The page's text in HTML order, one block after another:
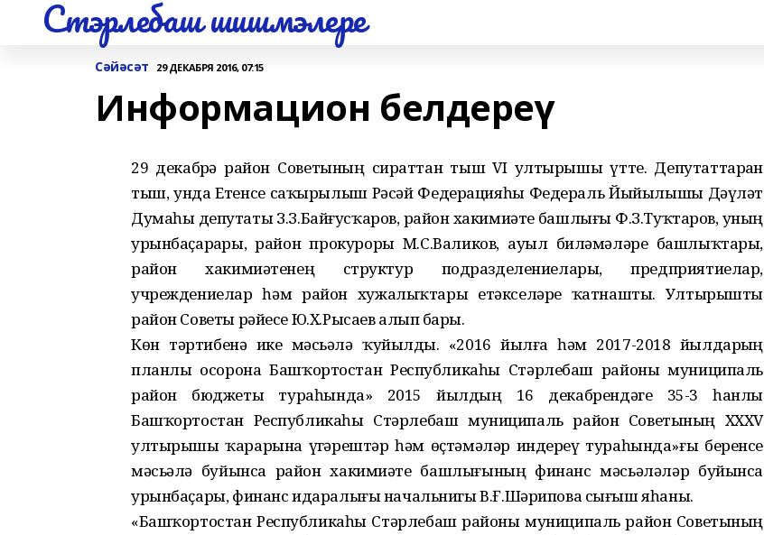
Стэрлебаш шишмэлере
Сәйәсәт 29 ДЕКАБРЯ 2016, 07:15
Информацион белдереү
29 декабрҙә район Советының сираттан тыш VI ултырышы үтте. Депутаттарҙан
тыш, унда Етенсе саҡырылыш Рәсәй Федерацияһы Федераль Йыйылышы Дәүләт
Думаһы депутаты З.З.Байғусҡаров, район хакимиәте башлығы Ф.З.Туҡтаров, уның
урынбаҫарҙары, район прокуроры М.С.Валиков, ауыл биләмәләре башлыҡтары,
район хакимиәтенең структур подразделениелары, предприятиелар,
учреждениелар һәм район хужалыҡтары етәкселәре ҡатнашты. Ултырышты
район Советы рәйесе Ю.Х.Рысаев алып барҙы.
Көн тәртибенә ике мәсьәлә ҡуйылды. «2016 йылға һәм 2017-2018 йылдарҙың
планлы осорона Башҡортостан Республикаһы Стәрлебаш районы муниципаль
район бюджеты тураһында» 2015 йылдың 16 декабрендәге 35-3 һанлы
Башҡортостан Республикаһы Стәрлебаш муниципаль район Советының XXXV
ултырышы ҡарарына үҙгәрештәр һәм өҫтәмәләр индереү тураһында»ғы беренсе
мәсьәлә буйынса район хакимиәте башлығының финанс мәсьәләләр буйынса
урынбаҫары, финанс идаралығы начальнигы В.Ғ.Шәрипова сығыш яһаны.
«Башҡортостан Республикаһы Стәрлебаш районы муниципаль район Советының